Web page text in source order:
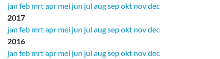
jan feb mrtapr mei jun jul augsepokt novdec
2017
jan feb mrtapr mei jun jul augsepokt novdec
2016
jan feb mrtapr mei jun jul augsepokt novdec